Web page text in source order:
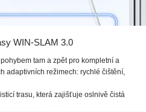
WIN-SLAM 3.0
tam a zpět pro kompletní a
adaptivních režimech: rychlé čištění,
trasu, která zajišťuje oslnivě čistá